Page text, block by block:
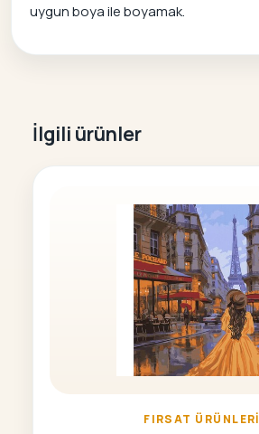
uygun boya ile boyamak.
İlgili ürünler
FIRSAT ÜRÜNLERI